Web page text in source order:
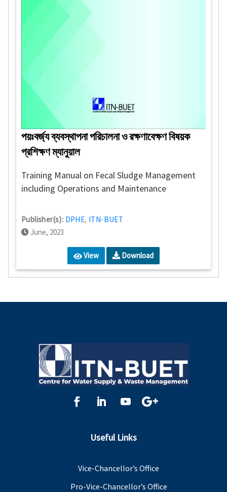
পয়ঃবর্জ্য ব্যবস্থাপনা পরিচালনা ও রক্ষণাবেক্ষণ বিষয়ক
প্রশিক্ষণ ম্যানুয়াল
Training Manual on Fecal Sludge Management
including Operations and Maintenance
Publisher(s): DPHE, ITN-BUET
June, 2023
View Download
Useful Links
Vice-Chancellor’s Office
Pro-Vice-Chancellor’s Office